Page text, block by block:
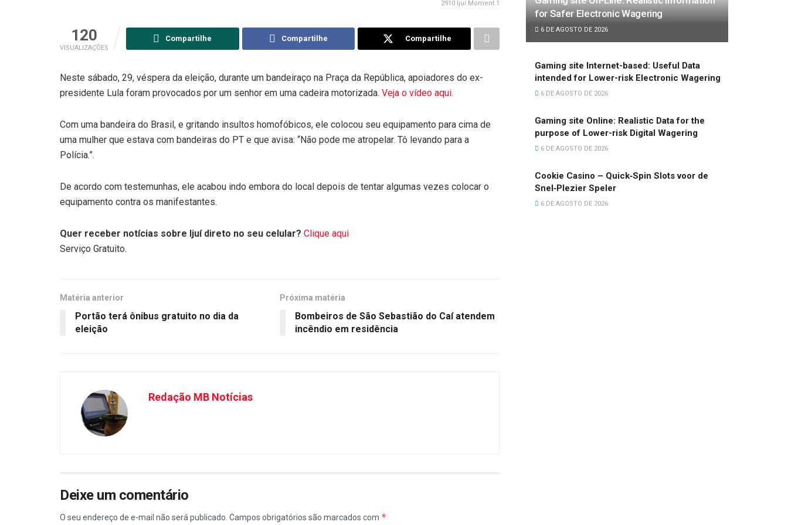
2910 Ijui Moment 1
120
VISUALIZAÇÕES
Compartilhe Compartilhe Compartilhe
Neste sábado, 29, véspera da eleição, durante um bandeiraço na Praça da República, apoiadores do ex-
presidente Lula foram provocados por um senhor em uma cadeira motorizada. Veja o vídeo aqui.
Com uma bandeira do Brasil, e gritando insultos homofóbicos, ele colocou seu equipamento para cima de
uma mulher que estava com bandeiras do PT e que avisa: “Não pode me atropelar. Tô levando para a
Polícia.”.
De acordo com testemunhas, ele acabou indo embora do local depois de tentar algumas vezes colocar o
equipamento contra os manifestantes.
Quer receber notícias sobre Ijuí direto no seu celular? Clique aqui
Serviço Gratuito.
Matéria anterior
Portão terá ônibus gratuito no dia da
eleição
Próxima matéria
Bombeiros de São Sebastião do Caí atendem
incêndio em residência
Redação MB Notícias
Deixe um comentário
O seu endereço de e-mail não será publicado. Campos obrigatórios são marcados com *
for Safer Electronic Wagering
6 DE AGOSTO DE 2026
Gaming site Internet-based: Useful Data
intended for Lower-risk Electronic Wagering
6 DE AGOSTO DE 2026
Gaming site Online: Realistic Data for the
purpose of Lower-risk Digital Wagering
6 DE AGOSTO DE 2026
Cookie Casino – Quick‑Spin Slots voor de
Snel‑Plezier Speler
6 DE AGOSTO DE 2026